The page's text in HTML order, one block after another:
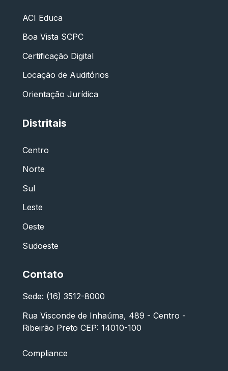
ACI Educa
Boa Vista SCPC
Certificação Digital
Locação de Auditórios
Orientação Jurídica
Distritais
Centro
Norte
Sul
Leste
Oeste
Sudoeste
Contato
Sede: (16) 3512-8000
Rua Visconde de Inhaúma, 489 - Centro -
Ribeirão Preto CEP: 14010-100
Compliance